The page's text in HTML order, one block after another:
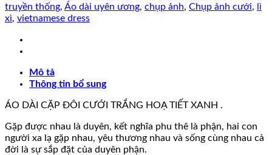
Kế
CHÂN
số
lượng
truyền thống, Áo dài uyên ương, chụp ảnh, Chụp ảnh cưới, lì
xì, vietnamese dress
Mô tả
Thông tin bổ sung
ÁO DÀI CẶP ĐÔI CƯỚI TRẮNG HOẠ TIẾT XANH .
Gặp được nhau là duyên, kết nghĩa phu thê là phận, hai con
người xa lạ gặp nhau, yêu thương nhau và sống cùng nhau cả
đời là sự sắp đặt của duyên phận.